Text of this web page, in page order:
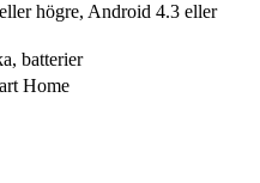
högre, Android 4.3 eller
batterier
Home